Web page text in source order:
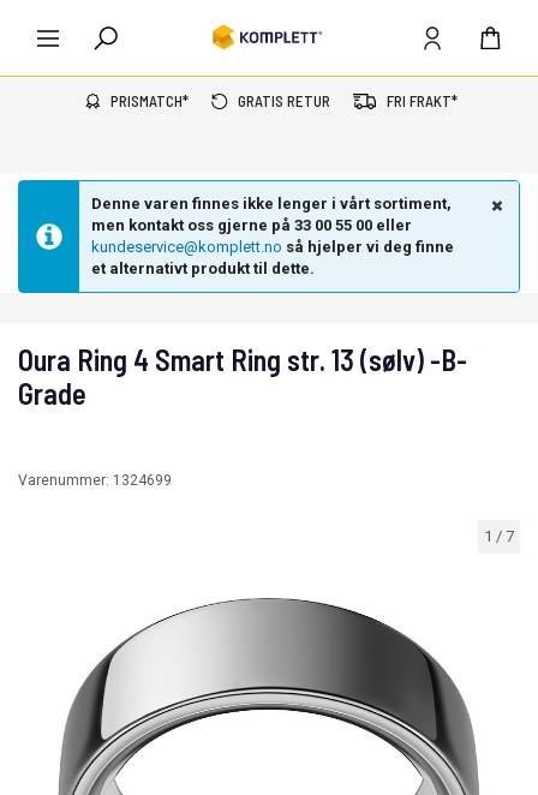
PRISMATCH* GRATIS RETUR FRI FRAKT*
Denne varen finnes ikke lenger i vårt sortiment,
men kontakt oss gjerne på 33 00 55 00 eller
kundeservice@komplett.no så hjelper vi deg finne
et alternativt produkt til dette.
1 / 7
Oura Ring 4 Smart Ring str. 13 (sølv) -B-
Grade
Varenummer: 1324699